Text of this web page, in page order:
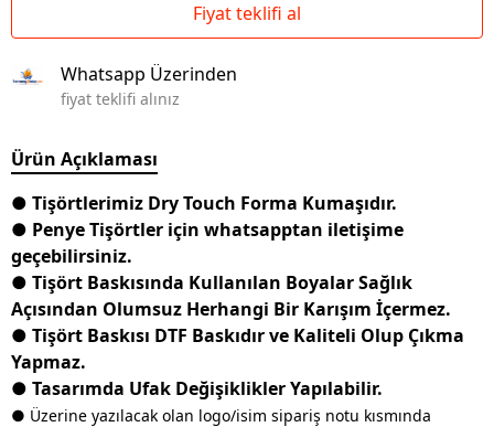
Fiyat teklifi al
Whatsapp Üzerinden
fiyat teklifi alınız
Ürün Açıklaması
● Tişörtlerimiz Dry Touch Forma Kumaşıdır.
● Penye Tişörtler için whatsapptan iletişime
geçebilirsiniz.
● Tişört Baskısında Kullanılan Boyalar Sağlık
Açısından Olumsuz Herhangi Bir Karışım İçermez.
● Tişört Baskısı DTF Baskıdır ve Kaliteli Olup Çıkma
Yapmaz.
● Tasarımda Ufak Değişiklikler Yapılabilir.
● Üzerine yazılacak olan logo/isim sipariş notu kısmında